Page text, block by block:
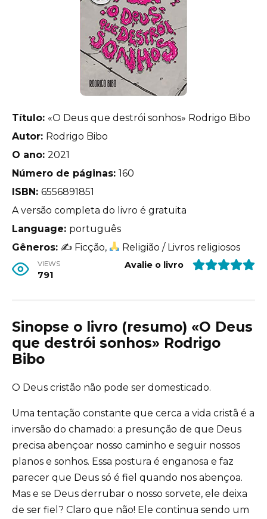
Título: «O Deus que destrói sonhos» Rodrigo Bibo
Autor: Rodrigo Bibo
O ano: 2021
Número de páginas: 160
ISBN: 6556891851
A versão completa do livro é gratuita
Language: português
Gêneros: ✍ Ficção, Religião / Livros religiosos
VIEWS
791
Avalie o livro
Sinopse o livro (resumo) «O Deus
que destrói sonhos» Rodrigo
Bibo
O Deus cristão não pode ser domesticado.
Uma tentação constante que cerca a vida cristã é a
inversão do chamado: a presunção de que Deus
precisa abençoar nosso caminho e seguir nossos
planos e sonhos. Essa postura é enganosa e faz
parecer que Deus só é fiel quando nos abençoa.
Mas e se Deus derrubar o nosso sorvete, ele deixa
de ser fiel? Claro que não! Ele continua sendo um